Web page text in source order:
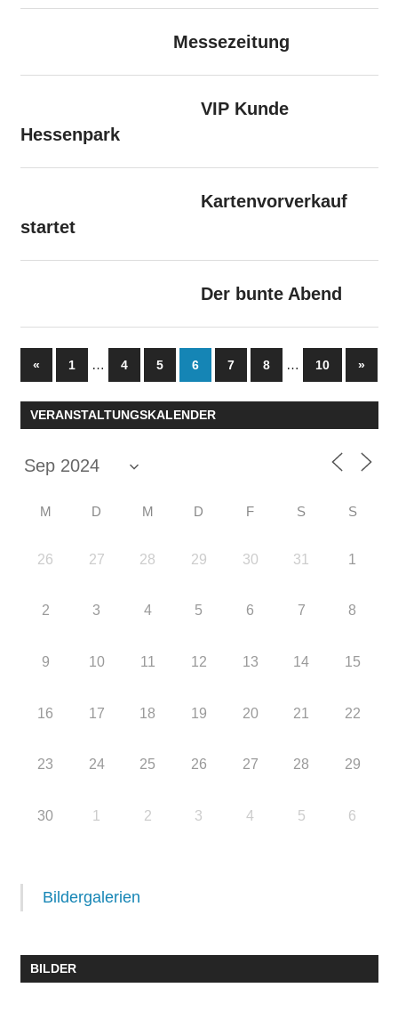
Messezeitung
VIP Kunde
Hessenpark
Kartenvorverkauf
startet
Der bunte Abend
Seitennummerierung
der
Beiträge
«Vorherige
Beiträge
1 … 4 5 6 7 8 … 10 »
VERANSTALTUNGSKALENDER
M D M D F S S
26 27 28 29 30 31 1
2 3 4 5 6 7 8
9 10 11 12 13 14 15
16 17 18 19 20 21 22
23 24 25 26 27 28 29
30 1 2 3 4 5 6
Bildergalerien
BILDER